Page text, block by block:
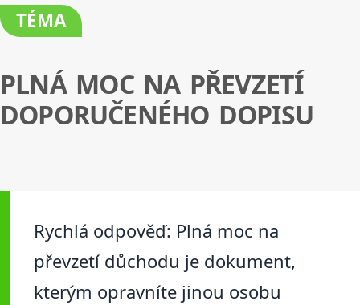
TÉMA
PLNÁ MOC NA PŘEVZETÍ
DOPORUČENÉHO DOPISU
Rychlá odpověď: Plná moc na
převzetí důchodu je dokument,
kterým opravníte jinou osobu